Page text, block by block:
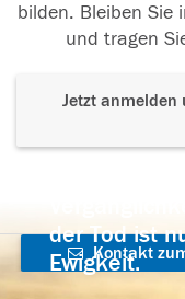
bilden. Bleiben Sie
und tragen
Jetzt anmelden
der Tod ist
Ewigkeit.
Kontakt
aufnehmen